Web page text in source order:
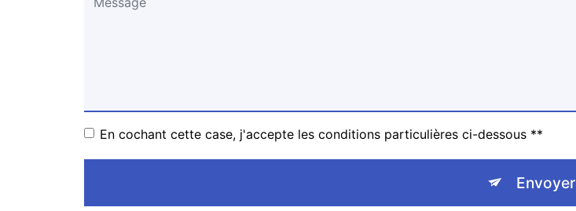
En cochant cette case, j'accepte les conditions particulières ci-dessous **
Envoyer